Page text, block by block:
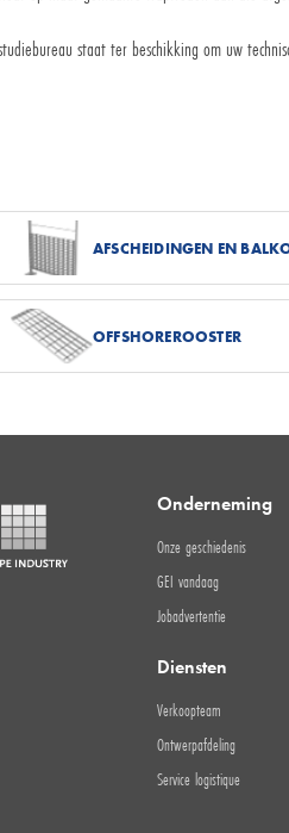
staat ter beschikking om uw
AFSCHEIDINGEN EN
OFFSHOREROOSTER
Onderneming
Onze geschiedenis
GEI vandaag
Jobadvertentie
Diensten
Verkoopteam
Ontwerpafdeling
Service logistique